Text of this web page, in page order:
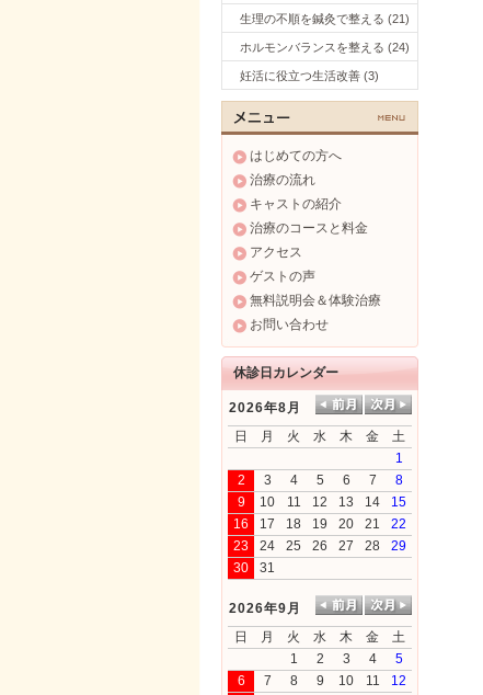
生理の不順を鍼灸で整える (21)
ホルモンバランスを整える (24)
妊活に役立つ生活改善 (3)
はじめての方へ
治療の流れ
キャストの紹介
治療のコースと料金
アクセス
ゲストの声
無料説明会＆体験治療
お問い合わせ
休診日カレンダー
2026年8月
日
月 火 水 木 金
土
1
2
3 4 5 6 7
8
9
10 11 12 13 14
15
16
17 18 19 20 21
22
23
24 25 26 27 28
29
30
31
2026年9月
日
月 火 水 木 金
土
1
2 3 4
5
6
7 8 9 10 11 12